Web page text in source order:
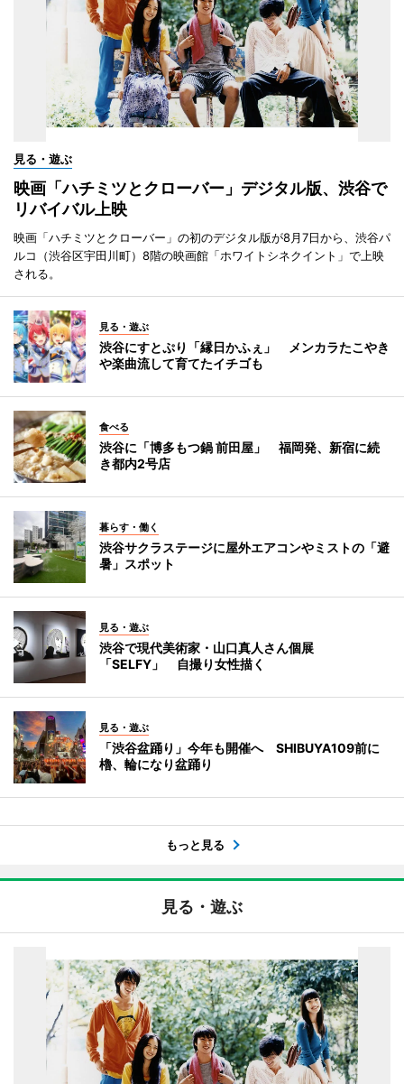
見る・遊ぶ
映画「ハチミツとクローバー」デジタル版、渋谷で
リバイバル上映
映画「ハチミツとクローバー」の初のデジタル版が8月7日から、渋谷パ
ルコ（渋谷区宇田川町）8階の映画館「ホワイトシネクイント」で上映
される。
見る・遊ぶ
渋谷にすとぷり「縁日かふぇ」 メンカラたこやき
や楽曲流して育てたイチゴも
食べる
渋谷に「博多もつ鍋 前田屋」 福岡発、新宿に続
き都内2号店
暮らす・働く
渋谷サクラステージに屋外エアコンやミストの「避
暑」スポット
見る・遊ぶ
渋谷で現代美術家・山口真人さん個展
「SELFY」 自撮り女性描く
見る・遊ぶ
「渋谷盆踊り」今年も開催へ SHIBUYA109前に
櫓、輪になり盆踊り
もっと見る
見る・遊ぶ